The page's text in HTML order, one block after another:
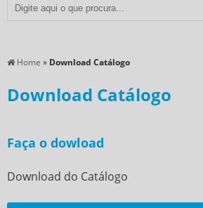
Home » Download Catálogo
Download Catálogo
Faça o dowload
Download do Catálogo